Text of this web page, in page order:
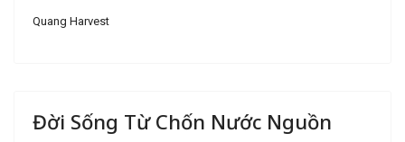
Quang Harvest
Đời Sống Từ Chốn Nước Nguồn